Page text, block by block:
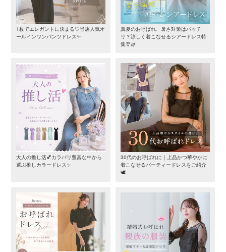
1枚でエレガントに決まる♡当店人気オ
ールインワンパンツドレス✨
真夏のお呼ばれ、暑さ対策はバッチ
リ？涼しく着こなせるシアードレス特
集🎐🌿
大人の推し活💕カラバリ豊富な中から
選ぶ推しカラードレス✨
30代のお呼ばれに｜上品かつ華やかに
着こなせるパーティードレスをご紹介
🕊️